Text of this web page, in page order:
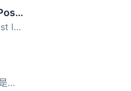
Head, Footer and Post Injections
Head, Footer and Post Injections 外掛讓使用者能夠集中管理...
“SEO SIMPLE PACK”是一款非常簡單的SEO外掛程式...